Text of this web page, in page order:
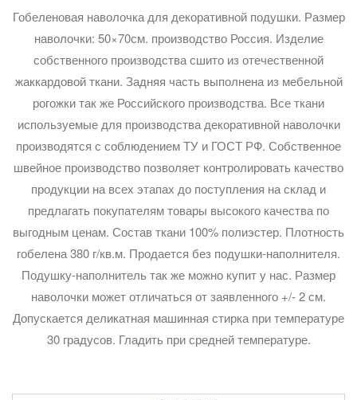
Гобеленовая наволочка для декоративной подушки. Размер
наволочки: 50×70см. производство Россия. Изделие
собственного производства сшито из отечественной
жаккардовой ткани. Задняя часть выполнена из мебельной
рогожки так же Российского производства. Все ткани
используемые для производства декоративной наволочки
производятся с соблюдением ТУ и ГОСТ РФ. Собственное
швейное производство позволяет контролировать качество
продукции на всех этапах до поступления на склад и
предлагать покупателям товары высокого качества по
выгодным ценам. Состав ткани 100% полиэстер. Плотность
гобелена 380 г/кв.м. Продается без подушки-наполнителя.
Подушку-наполнитель так же можно купит у нас. Размер
наволочки может отличаться от заявленного +/- 2 см.
Допускается деликатная машинная стирка при температуре
30 градусов. Гладить при средней температуре.